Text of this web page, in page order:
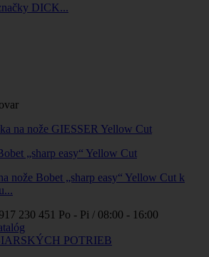
DICK...
„sharp easy“ Yellow Cut
nože Bobet „sharp easy“ Yellow Cut k
230 451 Po - Pi / 08:00 - 16:00
POTRIEB